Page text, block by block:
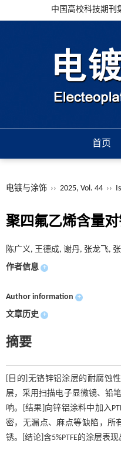
中国高校科技期刊
首页
电镀与涂饰 ›› 2025, Vol. 44 ››
聚四氟乙烯含量
陈广义, 王德成, 谢丹, 张龙飞,
作者信息 +
Author information +
文章历史 +
摘要
[目的]无铬锌铝涂层的耐腐蚀
层，采用扫描电子显微镜、铅
响。[结果]向锌铝涂料中加入
密，无漏点、麻点等缺陷，所
锈。[结论]含5%PTFE的涂层表